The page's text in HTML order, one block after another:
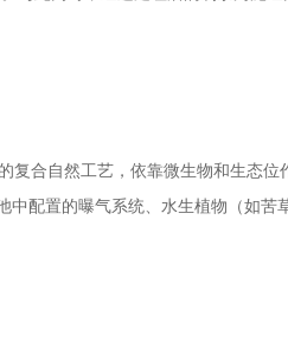
复合自然工艺，依靠微生物和生态
配置的曝气系统、水生植物（如苦